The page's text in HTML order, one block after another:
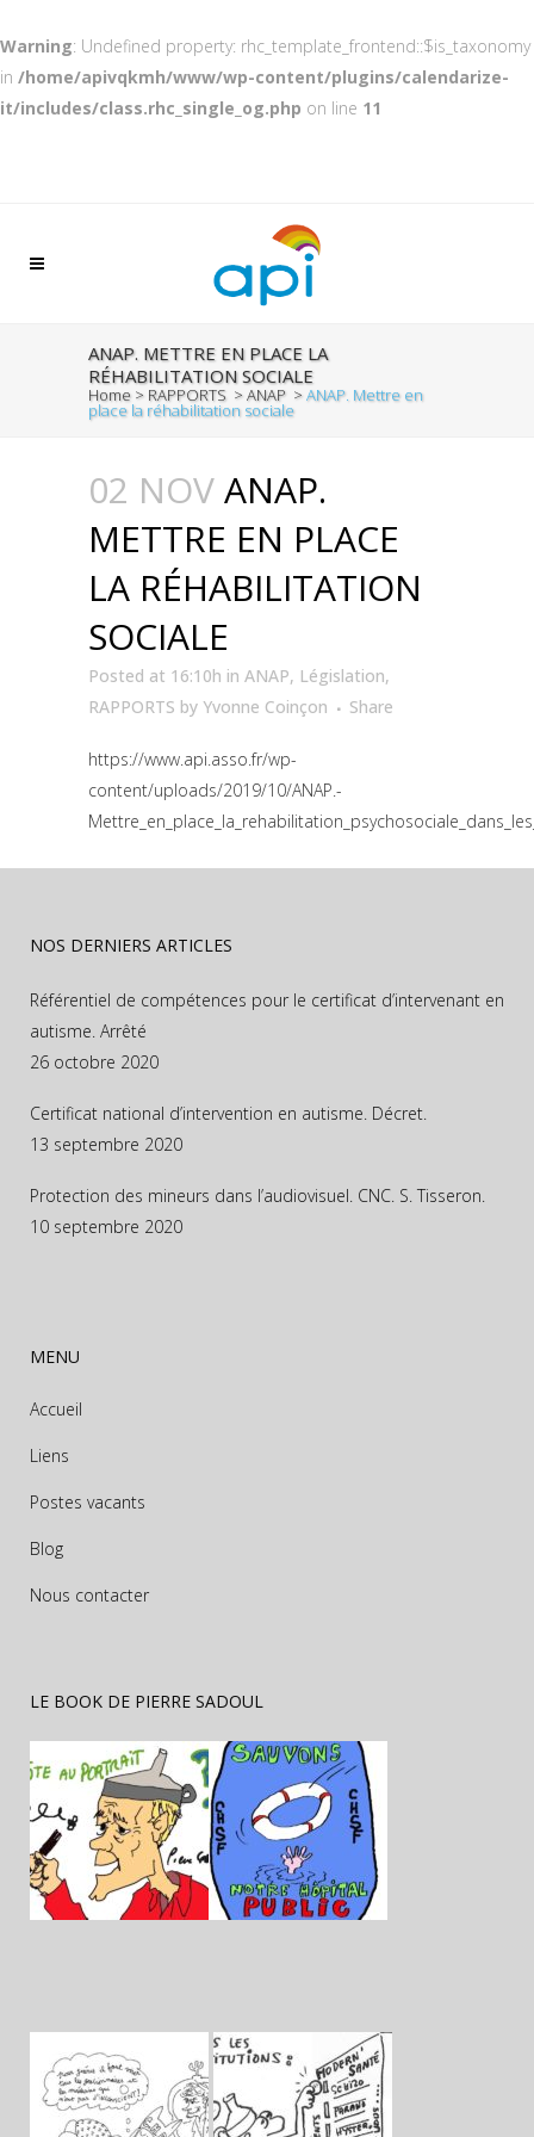
Warning: Undefined property: rhc_template_frontend::$is_taxonomy
in /home/apivqkmh/www/wp-content/plugins/calendarize-
it/includes/class.rhc_single_og.php on line 11
ANAP. METTRE EN PLACE LA
RÉHABILITATION SOCIALE
Home > RAPPORTS >ANAP >ANAP. Mettre en
place la réhabilitation sociale
02 NOVANAP.
METTRE EN PLACE
LA RÉHABILITATION
SOCIALE
Posted at 16:10h in ANAP, Législation,
RAPPORTS by Yvonne Coinçon Share
https://www.api.asso.fr/wp-
content/uploads/2019/10/ANAP.-
NOS DERNIERS ARTICLES
Référentiel de compétences pour le certificat d’intervenant en
autisme. Arrêté
26 octobre 2020
Certificat national d’intervention en autisme. Décret.
13 septembre 2020
Protection des mineurs dans l’audiovisuel. CNC. S. Tisseron.
10 septembre 2020
MENU
Accueil
Liens
Postes vacants
Blog
Nous contacter
LE BOOK DE PIERRE SADOUL